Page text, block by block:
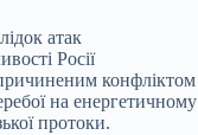
атак
Росії
конфліктом
на енергетичному
протоки.